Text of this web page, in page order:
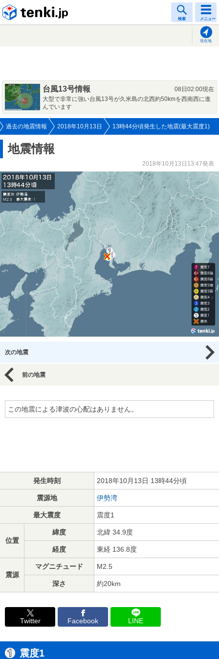
検索 メニュー
現在地
台風13号情報
08日02:00現在
大型で非常に強い台風13号が久米島の北西約50kmを西南西に進
んでいます
過去の地震情報 2018年10月13日 13時44分頃発生した地震(最大震度1)
地震情報
2018年10月13日13:47発表
次の地震
前の地震
この地震による津波の心配はありません。
発生時刻 2018年10月13日 13時44分頃
震源地 伊勢湾
最大震度 震度1
位置
緯度 北緯 34.9度
経度 東経 136.8度
震源
マグニチュード M2.5
深さ 約20km
Twitter Facebook LINE
震度1